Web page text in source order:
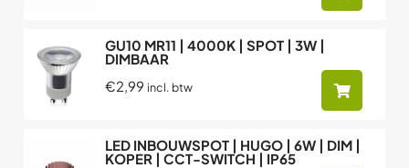
GU10 MR11 | 4000K | SPOT | 3W |
DIMBAAR
€2,99 incl. btw
LED INBOUWSPOT | HUGO | 6W | DIM |
KOPER | CCT-SWITCH | IP65